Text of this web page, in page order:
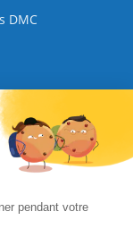
DMC
Nous contacter
|